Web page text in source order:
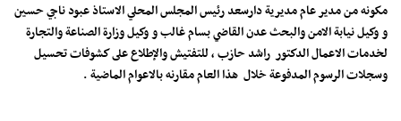
مكونه من مدير عام مديرية دارسعد رئيس المجلس المحلي الاستاذ عبود ناجي حسين
و وكيل نيابة الامن والبحث عدن القاضي بسام غالب و وكيل وزارة الصناعة والتجارة
لخدمات الاعمال الدكتور راشد حازب ، للتفتيش والإطلاع على كشوفات تحسيل
وسجلات الرسوم المدفوعة خلال هذا العام مقارنه بالاعوام الماضية .